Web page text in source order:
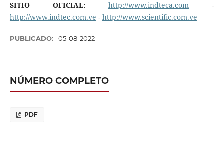
SITIO OFICIAL: http://www.indteca.com -
http://www.indtec.com.ve - http://www.scientific.com.ve
PUBLICADO: 05-08-2022
NÚMERO COMPLETO
PDF